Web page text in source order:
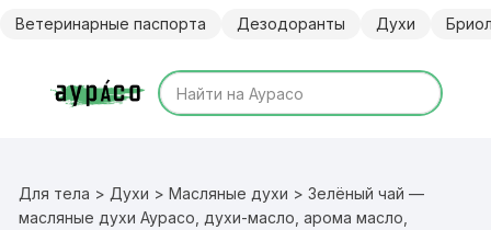
Ветеринарные паспорта Дезодоранты Духи
Для тела > Духи >Масляные духи > Зелёный чай —
масляные духи Аурасо, духи-масло, арома масло,